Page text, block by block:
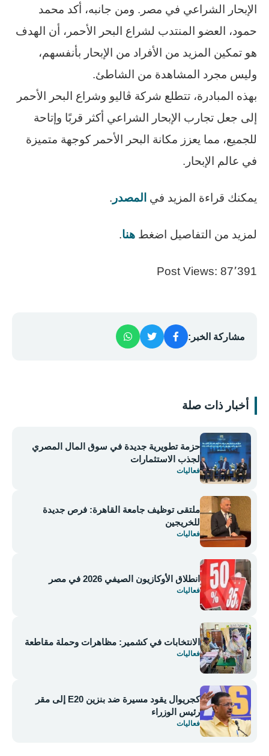
الإبحار الشراعي في مصر. ومن جانبه، أكد محمد
حمود، العضو المنتدب لشراع البحر الأحمر، أن الهدف
هو تمكين المزيد من الأفراد من الإبحار بأنفسهم،
وليس مجرد المشاهدة من الشاطئ.
بهذه المبادرة، تتطلع شركة ڤاليو وشراع البحر الأحمر
إلى جعل تجارب الإبحار الشراعي أكثر قربًا وإتاحة
للجميع، مما يعزز مكانة البحر الأحمر كوجهة متميزة
في عالم الإبحار.
يمكنك قراءة المزيد في المصدر .
لمزيد من التفاصيل اضغط هنا.
Post Views: 87٬391
مشاركة الخبر:
أخبار ذات صلة
حزمة تطويرية جديدة في سوق المال المصري
لجذب الاستثمارات
فعاليات
ملتقى توظيف جامعة القاهرة: فرص جديدة
للخريجين
فعاليات
انطلاق الأوكازيون الصيفي 2026 في مصر
فعاليات
الانتخابات في كشمير: مظاهرات وحملة مقاطعة
فعاليات
كجريوال يقود مسيرة ضد بنزين E20 إلى مقر
رئيس الوزراء
فعاليات